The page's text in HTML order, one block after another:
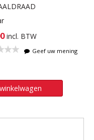
incl. BTW
Geef uw mening